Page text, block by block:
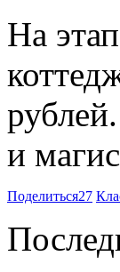
На
и
Поделиться27